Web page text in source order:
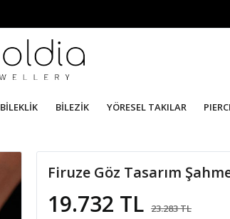
BİLEKLİK BİLEZİK YÖRESEL TAKILAR
Firuze Göz Tasarım
19.732 TL 23.283 TL